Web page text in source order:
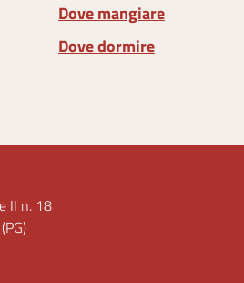
Dove mangiare
Dove dormire
II n. 18